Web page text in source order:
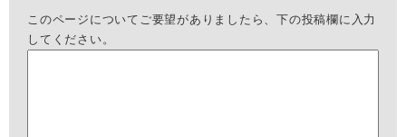
このページについてご要望がありましたら、下の投稿欄に入力
してください。